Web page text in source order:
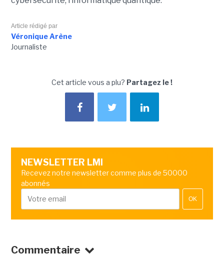
Article rédigé par
Véronique Arène
Journaliste
Cet article vous a plu? Partagez le !
NEWSLETTER LMI
Recevez notre newsletter comme plus de 50000
abonnés
OK
Commentaire